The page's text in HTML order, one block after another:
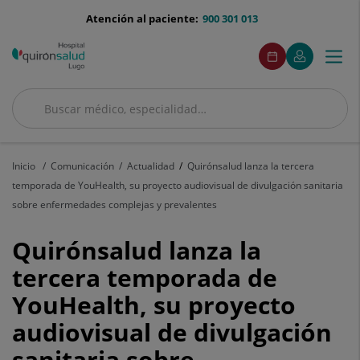
menu-
900 301 013
Atención al paciente:
Buscar
Buscar
menuAcceso
Pedir
cita
Este
enlace
se
en
Mi
Quirónsalud
Este
enlace
se
en
ventana
Menú
Inicio Comunicación Actualidad
Quirónsalud lanza la tercera
temporada de YouHealth, su proyecto audiovisual de divulgación sanitaria
sobre enfermedades complejas y prevalentes
Quirónsalud
lanza
la
tercera
Quirónsalud lanza la
tercera temporada de
YouHealth, su proyecto
audiovisual de divulgación